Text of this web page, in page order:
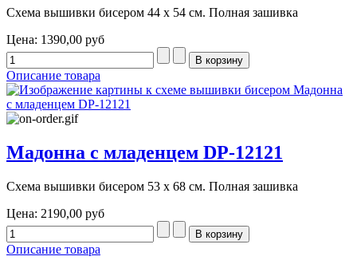
Схема вышивки бисером 44 х 54 см. Полная зашивка
Цена: 1390,00 руб
Описание товара
Мадонна с младенцем DP-12121
Схема вышивки бисером 53 х 68 см. Полная зашивка
Цена: 2190,00 руб
Описание товара